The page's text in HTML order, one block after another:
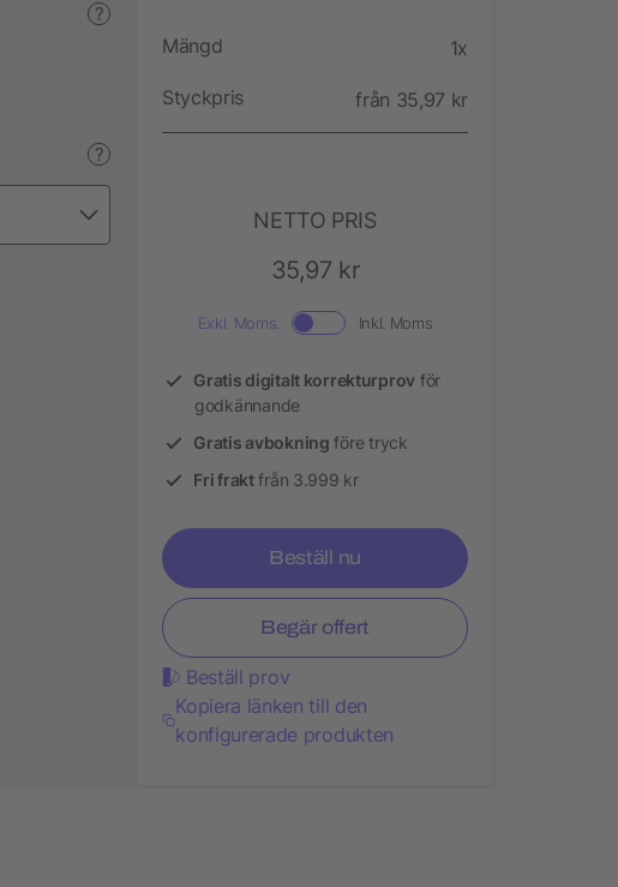
?
?
Mängd 1x
Styckpris från 35,97 kr
NETTO PRIS
35,97 kr
Exkl. Moms. Inkl. Moms
Gratis digitalt korrekturprov för
godkännande
Gratis avbokning före tryck
Fri fraktfrån 3.999 kr
Beställ nu
Begär offert
Beställ prov
Kopiera länken till den
konfigurerade produkten